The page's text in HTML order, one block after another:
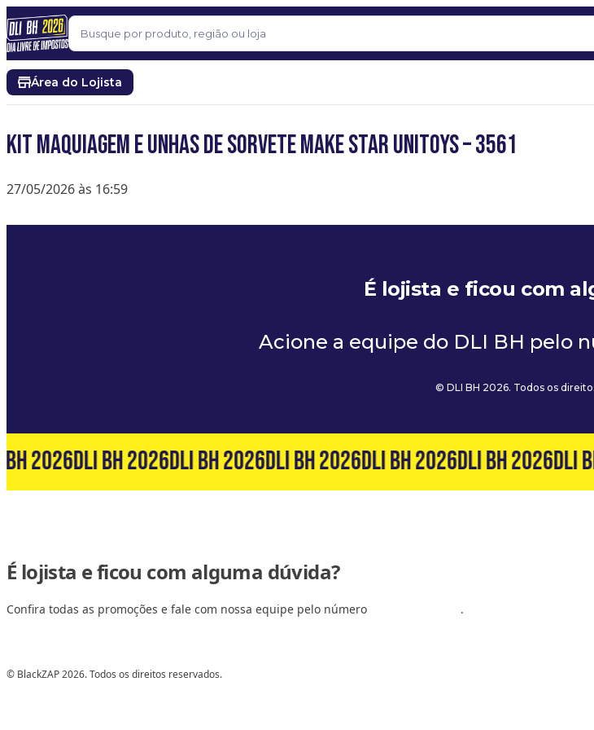
Pular para o conteúdo
Buscar
Área do Lojista
Kit Maquiagem e Unhas de Sorvete Make Star UniToys – 3561
27/05/2026 às 16:59
É lojista e ficou com
Acione a equipe do DLI BH pelo
© DLI BH 2026. Todos os
2026DLI BH 2026DLI BH 2026DLI BH 2026DLI BH 2026DLI BH 2026DLI
É lojista e ficou com alguma dúvida?
Confira todas as promoções e fale com nossa equipe pelo número .
© BlackZAP 2026. Todos os direitos reservados.